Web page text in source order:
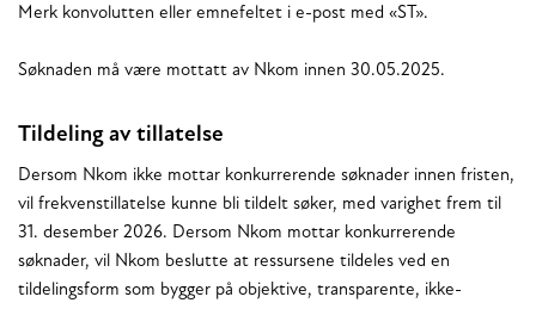
Merk konvolutten eller emnefeltet i e-post med «ST».
Søknaden må være mottatt av Nkom innen 30.05.2025.
Tildeling av tillatelse
Dersom Nkom ikke mottar konkurrerende søknader innen fristen,
vil frekvenstillatelse kunne bli tildelt søker, med varighet frem til
31. desember 2026. Dersom Nkom mottar konkurrerende
søknader, vil Nkom beslutte at ressursene tildeles ved en
tildelingsform som bygger på objektive, transparente, ikke-